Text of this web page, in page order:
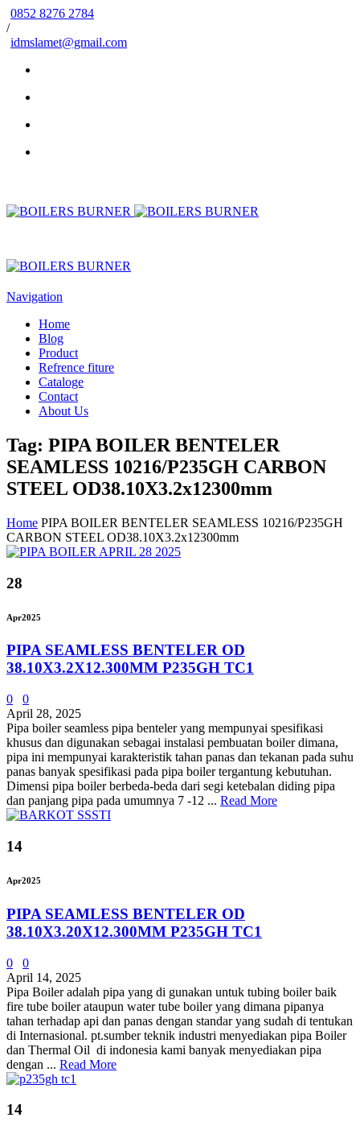
0852 8276 2784
/
idmslamet@gmail.com
Navigation
Home
Blog
Product
Refrence fiture
Cataloge
Contact
About Us
Tag: PIPA BOILER BENTELER
SEAMLESS 10216/P235GH CARBON
STEEL OD38.10X3.2x12300mm
Home PIPA BOILER BENTELER SEAMLESS 10216/P235GH
CARBON STEEL OD38.10X3.2x12300mm
28
Apr2025
PIPA SEAMLESS BENTELER OD
38.10X3.2X12.300MM P235GH TC1
0
0
April 28, 2025
Pipa boiler seamless pipa benteler yang mempunyai spesifikasi
khusus dan digunakan sebagai instalasi pembuatan boiler dimana,
pipa ini mempunyai karakteristik tahan panas dan tekanan pada suhu
panas banyak spesifikasi pada pipa boiler tergantung kebutuhan.
Dimensi pipa boiler berbeda-beda dari segi ketebalan diding pipa
dan panjang pipa pada umumnya 7 -12 ... Read More
14
Apr2025
PIPA SEAMLESS BENTELER OD
38.10X3.20X12.300MM P235GH TC1
0
0
April 14, 2025
Pipa Boiler adalah pipa yang di gunakan untuk tubing boiler baik
fire tube boiler ataupun water tube boiler yang dimana pipanya
tahan terhadap api dan panas dengan standar yang sudah di tentukan
di Internasional. pt.sumber teknik industri menyediakan pipa Boiler
dan Thermal Oil di indonesia kami banyak menyediakan pipa
dengan ... Read More
14